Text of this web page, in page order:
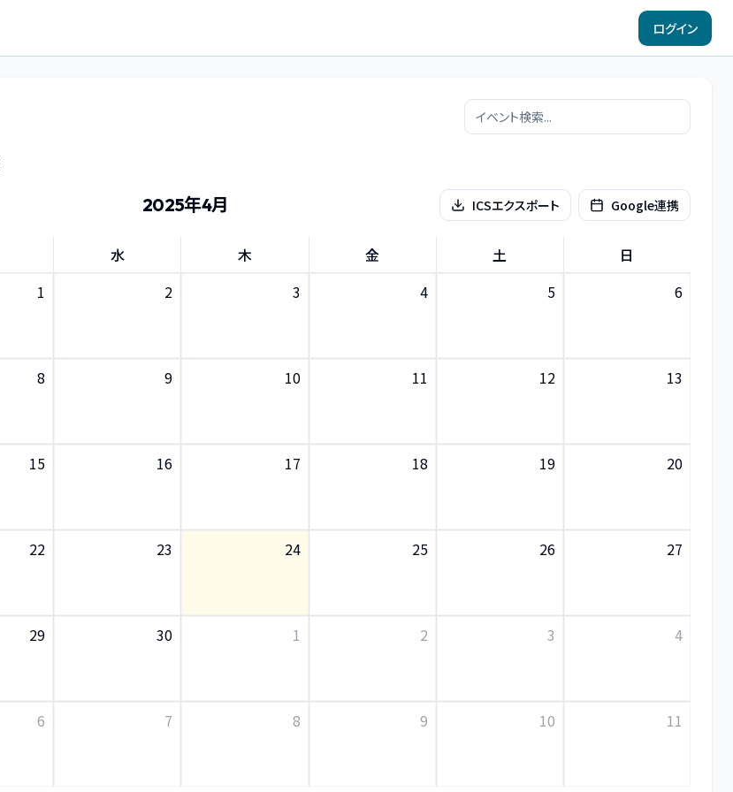
ログイン
2025年4月 ICSエクスポート Google連携
水 木 金 土
日
1 2 3 4 5 6
8 9 10 11 12 13
15 16 17 18 19 20
22 23 24 25 26 27
29 30 1 2 3 4
6 7 8 9 10 11